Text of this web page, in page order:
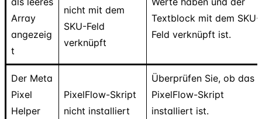
Array
angezeig
t
nicht mit dem
SKU-Feld
verknüpft
Textblock mit dem SKU-
Feld verknüpft ist.
Der Meta
Pixel
Helper
PixelFlow-Skript
nicht installiert
Überprüfen Sie, ob das
PixelFlow-Skript
installiert ist.